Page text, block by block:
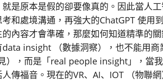
是原本是假的卻要像真的。因此當人
和處境溝通，再強大的ChatGPT 使用
內容才會準確，那麼如何知道精準的
data insight （數據洞察），也不能用
），而是「real people insight」，當
傳福音。現在的VR、AI、IOT （物聯